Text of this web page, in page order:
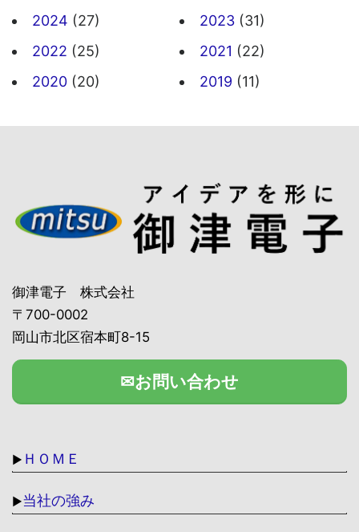
2024 (27) 2023 (31)
2022 (25) 2021 (22)
2020 (20) 2019 (11)
御津電子 株式会社
〒700-0002
岡山市北区宿本町8-15
✉お問い合わせ
▶ ＨＯＭＥ
▶当社の強み